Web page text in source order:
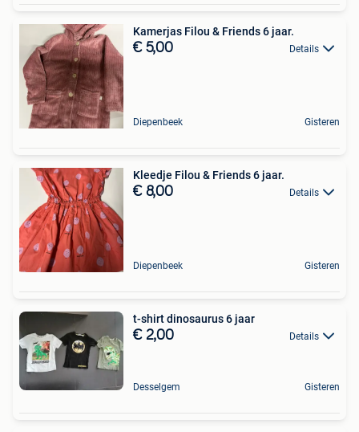
Kamerjas Filou & Friends 6 jaar.
€ 5,00 Details
Diepenbeek Gisteren
Kleedje Filou & Friends 6 jaar.
€ 8,00 Details
Diepenbeek Gisteren
t-shirt dinosaurus 6 jaar
€ 2,00 Details
Desselgem Gisteren